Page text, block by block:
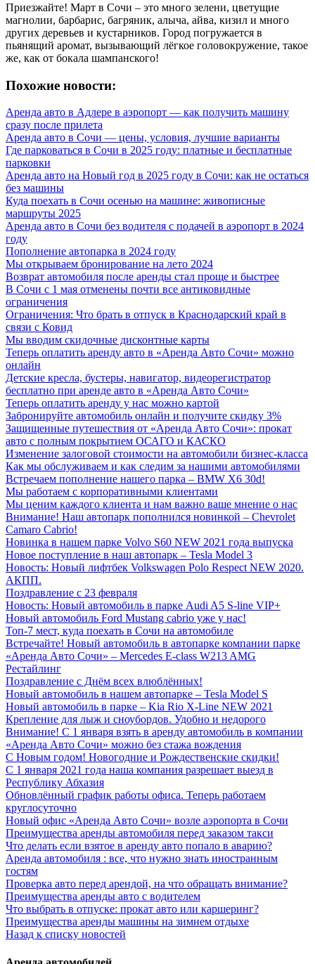
Приезжайте! Март в Сочи – это много зелени, цветущие
магнолии, барбарис, багряник, алыча, айва, кизил и много
других деревьев и кустарников. Город погружается в
пьянящий аромат, вызывающий лёгкое головокружение, такое
же, как от бокала шампанского!
Похожие новости:
Аренда авто в Адлере в аэропорт — как получить машину
сразу после прилета
Аренда авто в Сочи — цены, условия, лучшие варианты
Где парковаться в Сочи в 2025 году: платные и бесплатные
парковки
Аренда авто на Новый год в 2025 году в Сочи: как не остаться
без машины
Куда поехать в Сочи осенью на машине: живописные
маршруты 2025
Аренда авто в Сочи без водителя с подачей в аэропорт в 2024
году
Пополнение автопарка в 2024 году
Мы открываем бронирование на лето 2024
Возврат автомобиля после аренды стал проще и быстрее
В Сочи с 1 мая отменены почти все антиковидные
ограничения
Ограничения: Что брать в отпуск в Краснодарский край в
связи с Ковид
Мы вводим скидочные дисконтные карты
Теперь оплатить аренду авто в «Аренда Авто Сочи» можно
онлайн
Детские кресла, бустеры, навигатор, видеорегистратор
бесплатно при аренде авто в «Аренда Авто Сочи»
Теперь оплатить аренду у нас можно картой
Забронируйте автомобиль онлайн и получите скидку 3%
Защищенные путешествия от «Аренда Авто Сочи»: прокат
авто с полным покрытием ОСАГО и КАСКО
Изменение залоговой стоимости на автомобили бизнес-класса
Как мы обслуживаем и как следим за нашими автомобилями
Встречаем пополнение нашего парка – BMW X6 30d!
Мы работаем с корпоративными клиентами
Мы ценим каждого клиента и нам важно ваше мнение о нас
Внимание! Наш автопарк пополнился новинкой – Chevrolet
Camaro Cabrio!
Новинка в нашем парке Volvo S60 NEW 2021 года выпуска
Новое поступление в наш автопарк – Tesla Model 3
Новость: Новый лифтбек Volkswagen Polo Respect NEW 2020.
АКПП.
Поздравление с 23 февраля
Новость: Новый автомобиль в парке Audi A5 S-line VIP+
Новый автомобиль Ford Mustang cabrio уже у нас!
Топ-7 мест, куда поехать в Сочи на автомобиле
Встречайте! Новый автомобиль в автопарке компании парке
«Аренда Авто Сочи» – Mercedes E-class W213 AMG
Рестайлинг
Поздравление с Днём всех влюблённых!
Новый автомобиль в нашем автопарке – Tesla Model S
Новый автомобиль в парке – Kia Rio Х-Line NEW 2021
Крепление для лыж и сноубордов. Удобно и недорого
Внимание! С 1 января взять в аренду автомобиль в компании
«Аренда Авто Сочи» можно без стажа вождения
С Новым годом! Новогодние и Рождественские скидки!
С 1 января 2021 года наша компания разрешает выезд в
Республику Абхазия
Обновлённый график работы офиса. Теперь работаем
круглосуточно
Новый офис «Аренда Авто Сочи» возле аэропорта в Сочи
Преимущества аренды автомобиля перед заказом такси
Что делать если взятое в аренду авто попало в аварию?
Аренда автомобиля : все, что нужно знать иностранным
гостям
Проверка авто перед арендой, на что обращать внимание?
Преимущества аренды авто с водителем
Что выбрать в отпуске: прокат авто или каршеринг?
Преимущества аренды машины на зимнем отдыхе
Назад к списку новостей